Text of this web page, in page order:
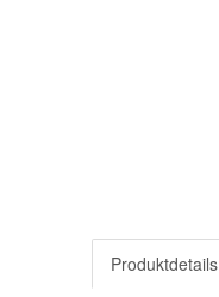
Produktdetails